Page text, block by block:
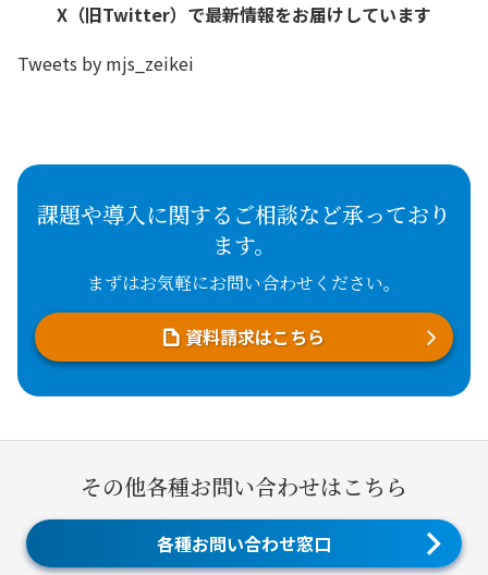
X（旧Twitter）で最新情報をお届けしています
Tweets by mjs_zeikei
課題や導入に関するご相談など承っており
ます。
まずはお気軽にお問い合わせください。
資料請求はこちら
その他各種お問い合わせはこちら
各種お問い合わせ窓口